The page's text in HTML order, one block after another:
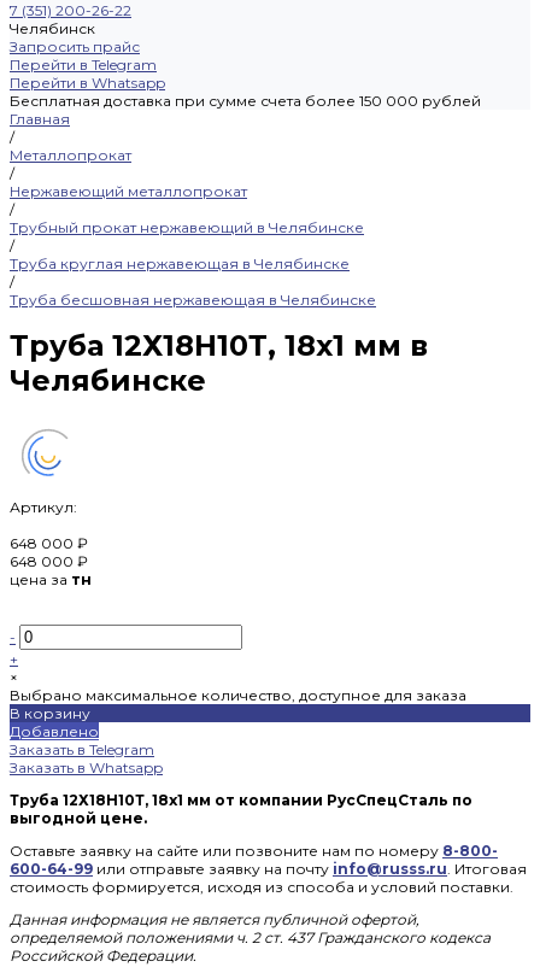
7 (351) 200-26-22
Челябинск
Запросить прайс
Перейти в Telegram
Перейти в Whatsapp
Бесплатная доставка при сумме счета более 150 000 рублей
Главная
/
Металлопрокат
/
Нержавеющий металлопрокат
/
Трубный прокат нержавеющий в Челябинске
/
Труба круглая нержавеющая в Челябинске
/
Труба бесшовная нержавеющая в Челябинске
Труба 12Х18Н10Т, 18х1 мм в
Челябинске
Артикул:
648 000 ₽
648 000 ₽
цена за тн
-
+
×
Выбрано максимальное количество, доступное для заказа
В корзину
Добавлено
Заказать в Telegram
Заказать в Whatsapp
Труба 12Х18Н10Т, 18х1 мм от компании РусСпецСталь по
выгодной цене.
Оставьте заявку на сайте или позвоните нам по номеру 8-800-
600-64-99 или отправьте заявку на почту info@russs.ru. Итоговая
стоимость формируется, исходя из способа и условий поставки.
Данная информация не является публичной офертой,
определяемой положениями ч. 2 ст. 437 Гражданского кодекса
Российской Федерации.